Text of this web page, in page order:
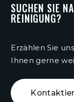
SUCHEN SIE
REINIGUNG?
Erzählen Sie
Ihnen gerne